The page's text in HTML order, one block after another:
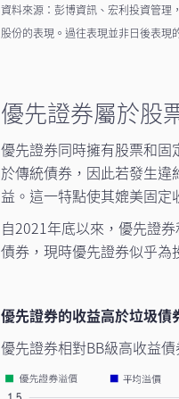
資料來源：彭博資訊、宏利投資管理
股份的表現。過往表現並非日後表現
優先證券屬於股
優先證券同時擁有股票和
於傳統債券，因此若發生
益。這一特點使其媲美固定
自2021年底以來，優先證
債券，現時優先證券似乎為
優先證券的收益高於垃圾債
優先證券相對BB級高收益